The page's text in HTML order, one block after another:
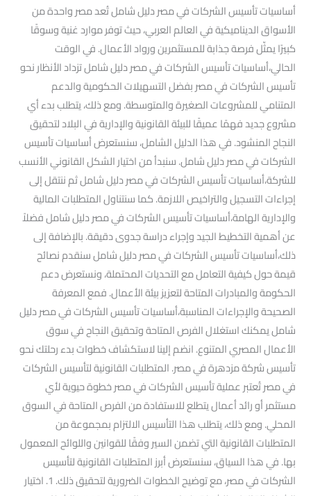
أساسيات تأسيس الشركات في مصر دليل شامل تُعد مصر واحدة من
الأسواق الديناميكية في العالم العربي، حيث توفر موارد غنية وسوقًا
كبيرًا يمثّل فرصة جذابة للمستثمرين ورواد الأعمال. في الوقت
الحالي،أساسيات تأسيس الشركات في مصر دليل شامل تزداد الأنظار نحو
تأسيس الشركات في مصر بفضل التسهيلات الحكومية والدعم
المتنامي للمشروعات الصغيرة والمتوسطة. ومع ذلك، يتطلب بدء أي
مشروع جديد فهمًا عميقًا للبيئة القانونية والإدارية في البلاد لتحقيق
النجاح المنشود. في هذا الدليل الشامل، سنستعرض أساسيات تأسيس
الشركات في مصر دليل شامل. سنبدأ من اختيار الشكل القانوني الأنسب
للشركة،أساسيات تأسيس الشركات في مصر دليل شامل ثم ننتقل إلى
إجراءات التسجيل والتراخيص اللازمة. كما سنتناول المتطلبات المالية
والإدارية الهامة،أساسيات تأسيس الشركات في مصر دليل شامل فضلاً
عن أهمية التخطيط الجيد وإجراء دراسة جدوى دقيقة. بالإضافة إلى
ذلك،أساسيات تأسيس الشركات في مصر دليل شامل سنقدم نصائح
قيمة حول كيفية التعامل مع التحديات المحتملة، ونستعرض دعم
الحكومة والمبادرات المتاحة لتعزيز بيئة الأعمال. فمع المعرفة
الصحيحة والإجراءات المناسبة،أساسيات تأسيس الشركات في مصر دليل
شامل يمكنك استغلال الفرص المتاحة وتحقيق النجاح في سوق
الأعمال المصري المتنوع. انضم إلينا لاستكشاف خطوات بدء رحلتك نحو
تأسيس شركة مزدهرة في مصر. المتطلبات القانونية لتأسيس الشركات
في مصر تُعتبر عملية تأسيس الشركات في مصر خطوة حيوية لأي
مستثمر أو رائد أعمال يتطلع للاستفادة من الفرص المتاحة في السوق
المحلي. ومع ذلك، يتطلب هذا التأسيس الالتزام بمجموعة من
المتطلبات القانونية التي تضمن السير وفقًا للقوانين واللوائح المعمول
بها. في هذا السياق، سنستعرض أبرز المتطلبات القانونية لتأسيس
الشركات في مصر، مع توضيح الخطوات الضرورية لتحقيق ذلك. 1. اختيار